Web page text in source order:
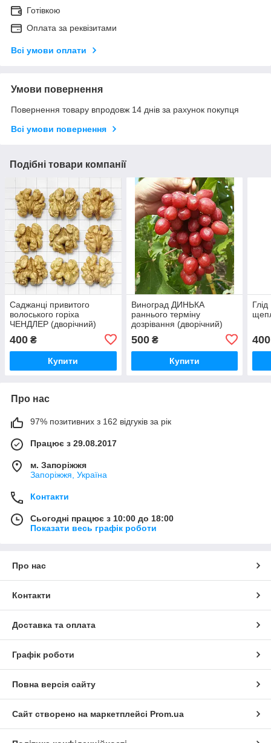
Готівкою
Оплата за реквізитами
Всі умови оплати
Умови повернення
Повернення товару впродовж 14 днів за рахунок покупця
Всі умови повернення
Подібні товари компанії
Саджанці привитого
волоського горіха
ЧЕНДЛЕР (дворічний)
400 ₴
Купити
Виноград ДИНЬКА
раннього терміну
дозрівання (дворічний)
500₴
Купити
400
Про нас
97% позитивних з 162 відгуків за рік
Працює з 29.08.2017
м. Запоріжжя
Запоріжжя, Україна
Контакти
Сьогодні працює з 10:00 до 18:00
Показати весь графік роботи
Про нас
Контакти
Доставка та оплата
Графік роботи
Повна версія сайту
Сайт створено на маркетплейсі Prom.ua